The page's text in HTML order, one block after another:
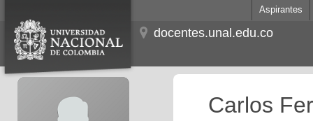
Aspirantes
docentes.unal.edu.co
Carlos